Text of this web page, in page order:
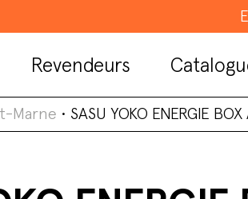
Revendeurs
Marne • SASU YOKO ENERGIE